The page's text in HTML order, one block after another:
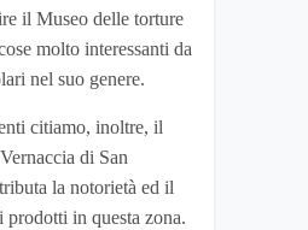
il Museo delle torture
molto interessanti da
nel suo genere.
citiamo, inoltre, il
di San
la notorietà ed il
in questa zona.